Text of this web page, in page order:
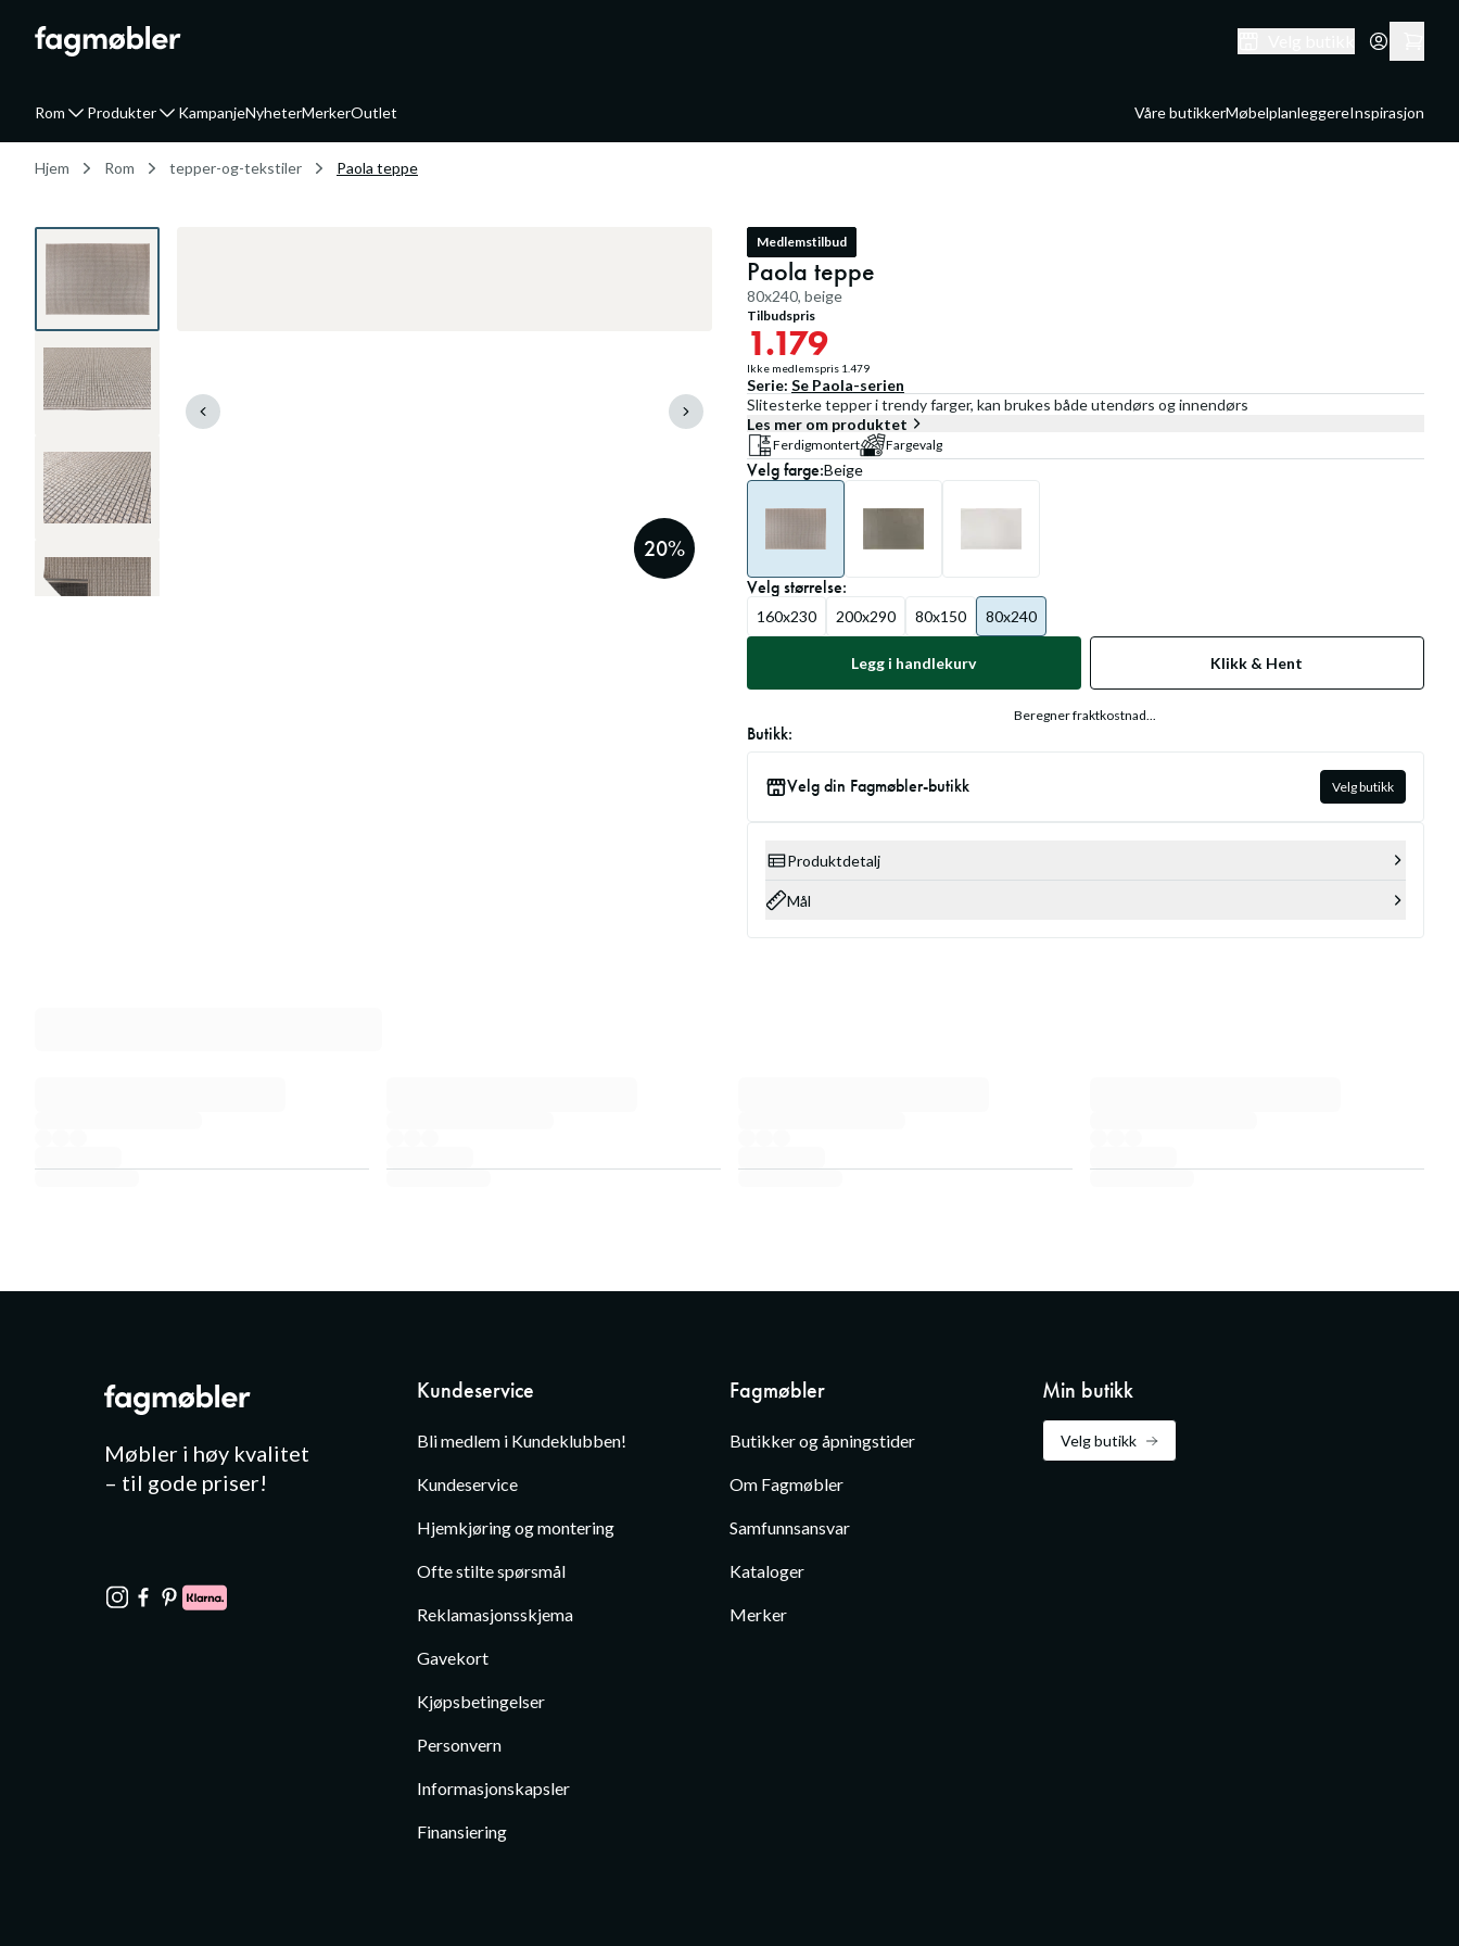
Rom Produkter KampanjeNyheterMerkerOutlet Våre butikkerMøbelplanleggereInspirasjon
Hjem Rom tepper-og-tekstiler Paola teppe
20%
Medlemstilbud
Paola teppe
80x240, beige
Tilbudspris
1.179
Ikke medlemspris 1.479
Serie: Se Paola-serien
Slitesterke tepper i trendy farger, kan brukes både utendørs og innendørs
Les mer om produktet
Ferdigmontert Fargevalg
Velgfarge:Beige
Velgstørrelse:
160x230 200x290 80x150 80x240
Legg i handlekurv Klikk & Hent
Beregner fraktkostnad...
Butikk:
Velg din Fagmøbler-butikk Velg butikk
Produktdetalj
Mål
Møbler i høy kvalitet
– til gode priser!
Kundeservice
Bli medlem i Kundeklubben!
Kundeservice
Hjemkjøring og montering
Ofte stilte spørsmål
Reklamasjonsskjema
Gavekort
Kjøpsbetingelser
Personvern
Informasjonskapsler
Finansiering
Fagmøbler
Butikker og åpningstider
Om Fagmøbler
Samfunnsansvar
Kataloger
Merker
Min butikk
Velg butikk